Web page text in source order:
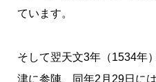
ています。
そして翌天文3年（1534年
津に参陣、同年2月29日に